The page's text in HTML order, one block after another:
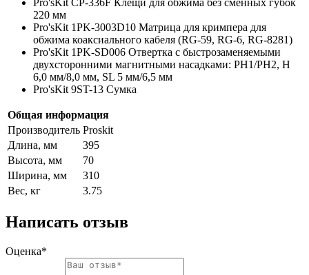
220 мм
Pro'sKit 1PK-3003D10 Матрица для кримпера для
обжима коаксиального кабеля (RG-59, RG-6, RG-8281)
Pro'sKit 1PK-SD006 Отвертка с быстрозаменяемыми
двухсторонними магнитными насадками: PH1/PH2, H
6,0 мм/8,0 мм, SL 5 мм/6,5 мм
Pro'sKit 9ST-13 Сумка
Общая информация
Производитель Proskit
Длина, мм
395
Высота, мм
70
Ширина, мм
310
Вес, кг
3.75
Написать отзыв
Оценка*